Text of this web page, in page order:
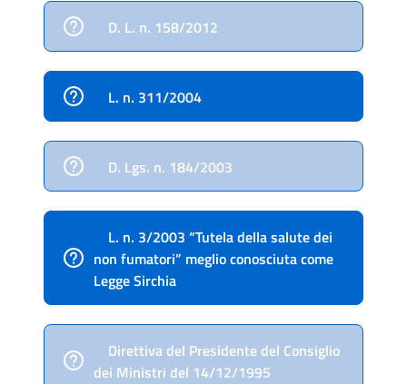
D. L. n. 158/2012
L. n. 311/2004
D. Lgs. n. 184/2003
L. n. 3/2003 “Tutela della salute dei
non fumatori” meglio conosciuta come
Legge Sirchia
Direttiva del Presidente del Consiglio
dei Ministri del 14/12/1995